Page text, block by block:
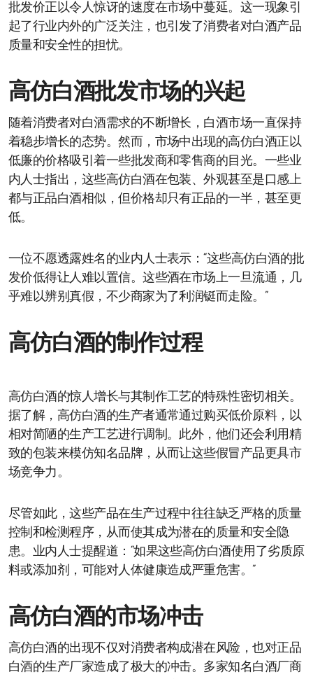
批发价正以令人惊讶的速度在市场中蔓延。这一现象引
起了行业内外的广泛关注，也引发了消费者对白酒产品
质量和安全性的担忧。
高仿白酒批发市场的兴起
随着消费者对白酒需求的不断增长，白酒市场一直保持
着稳步增长的态势。然而，市场中出现的高仿白酒正以
低廉的价格吸引着一些批发商和零售商的目光。一些业
内人士指出，这些高仿白酒在包装、外观甚至是口感上
都与正品白酒相似，但价格却只有正品的一半，甚至更
低。
一位不愿透露姓名的业内人士表示：“这些高仿白酒的批
发价低得让人难以置信。这些酒在市场上一旦流通，几
乎难以辨别真假，不少商家为了利润铤而走险。”
高仿白酒的制作过程
高仿白酒的惊人增长与其制作工艺的特殊性密切相关。
据了解，高仿白酒的生产者通常通过购买低价原料，以
相对简陋的生产工艺进行调制。此外，他们还会利用精
致的包装来模仿知名品牌，从而让这些假冒产品更具市
场竞争力。
尽管如此，这些产品在生产过程中往往缺乏严格的质量
控制和检测程序，从而使其成为潜在的质量和安全隐
患。业内人士提醒道：“如果这些高仿白酒使用了劣质原
料或添加剂，可能对人体健康造成严重危害。”
高仿白酒的市场冲击
高仿白酒的出现不仅对消费者构成潜在风险，也对正品
白酒的生产厂家造成了极大的冲击。多家知名白酒厂商